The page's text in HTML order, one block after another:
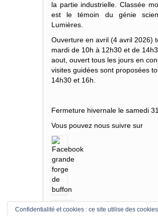
la partie industrielle. Classée
est le témoin du génie
Lumières.
Ouverture en avril (4 avril 2026)
mardi de 10h à 12h30 et de
aout, ouvert tous les jours en
visites guidées sont proposées
14h30 et 16h.
Fermeture hivernale le samedi
Vous pouvez nous suivre sur
Confidentialité et cookies : ce site utilise des